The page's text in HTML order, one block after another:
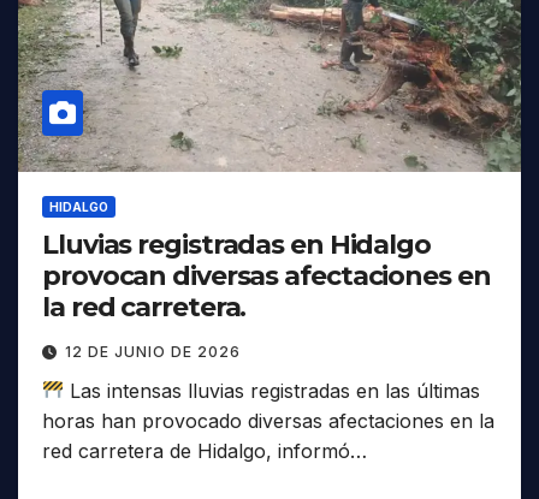
HIDALGO
Lluvias registradas en Hidalgo
provocan diversas afectaciones en
la red carretera.
12 DE JUNIO DE 2026
Las intensas lluvias registradas en las últimas
horas han provocado diversas afectaciones en la
red carretera de Hidalgo, informó…